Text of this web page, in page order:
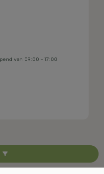
van 09:00 - 17:00